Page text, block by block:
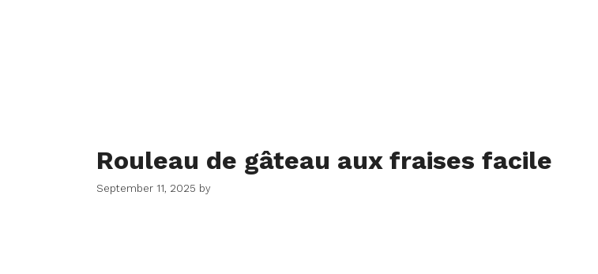
Rouleau de gâteau aux fraises facile
September 11, 2025 by